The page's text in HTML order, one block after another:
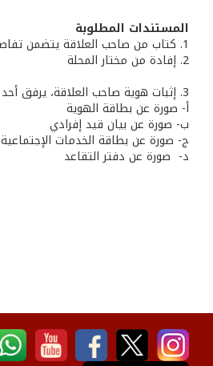
المستندات المطلوبة
1. كتاب من صاحب العلاقة يتضمن تفاصيل الطلب
2. إفادة من مختار المحلة
3. إثبات هوية صاحب العلاقة، يرفق أحد المستندات التالية:
أ- صورة عن بطاقة الهوية
ب‌- صورة عن بيان قيد إفرادي
ج- صورة عن بطاقة الخدمات الإجتماعية
‌د- صورة عن دفتر التقاعد